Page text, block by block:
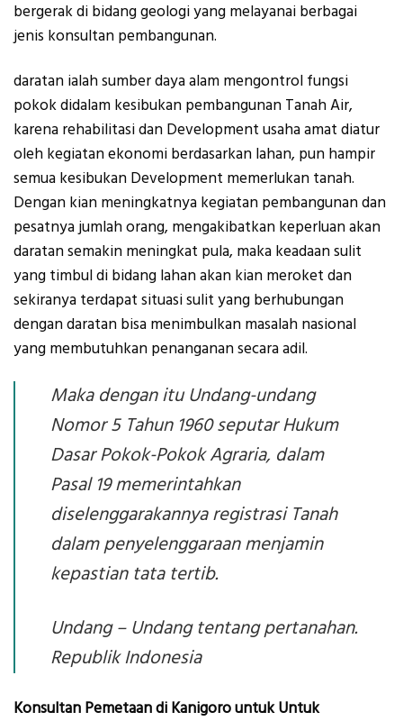
bergerak di bidang geologi yang melayanai berbagai
jenis konsultan pembangunan.
daratan ialah sumber daya alam mengontrol fungsi
pokok didalam kesibukan pembangunan Tanah Air,
karena rehabilitasi dan Development usaha amat diatur
oleh kegiatan ekonomi berdasarkan lahan, pun hampir
semua kesibukan Development memerlukan tanah.
Dengan kian meningkatnya kegiatan pembangunan dan
pesatnya jumlah orang, mengakibatkan keperluan akan
daratan semakin meningkat pula, maka keadaan sulit
yang timbul di bidang lahan akan kian meroket dan
sekiranya terdapat situasi sulit yang berhubungan
dengan daratan bisa menimbulkan masalah nasional
yang membutuhkan penanganan secara adil.
Maka dengan itu Undang-undang
Nomor 5 Tahun 1960 seputar Hukum
Dasar Pokok-Pokok Agraria, dalam
Pasal 19 memerintahkan
diselenggarakannya registrasi Tanah
dalam penyelenggaraan menjamin
kepastian tata tertib.
Undang – Undang tentang pertanahan.
Republik Indonesia
Konsultan Pemetaan di Kanigoro untuk Untuk